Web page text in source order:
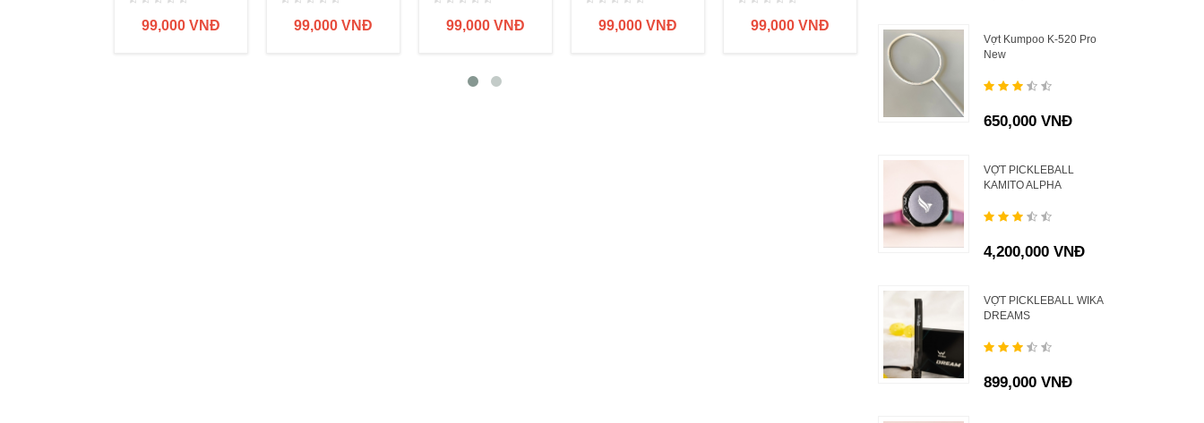
99,000 VNĐ 99,000 VNĐ 99,000 VNĐ 99,000 VNĐ 99,000 VNĐ 99,000 VNĐ
Vợt Kumpoo K-520 Pro
New
650,000 VNĐ
VỢT PICKLEBALL
KAMITO ALPHA
4,200,000 VNĐ
VỢT PICKLEBALL WIKA
DREAMS
899,000 VNĐ